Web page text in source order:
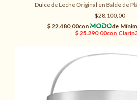
Dulce de Leche Original en Balde de
$28.100,00